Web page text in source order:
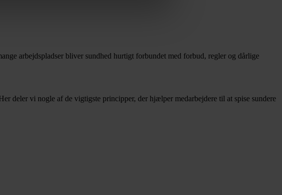
data med andre oplysninger, du har givet
arbejdspladser bliver sundhed hurtigt forbundet med forbud, regler og dårlige
deler vi nogle af de vigtigste principper, der hjælper medarbejdere til at spise sundere